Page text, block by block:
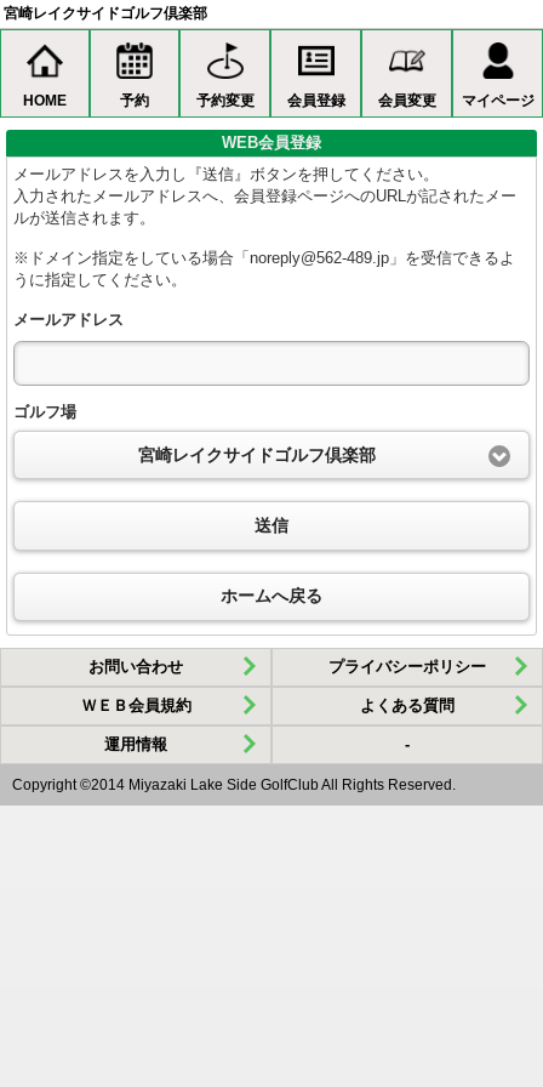
宮崎レイクサイドゴルフ倶楽部
HOME 予約 予約変更 会員登録 会員変更 マイページ
WEB会員登録
メールアドレスを入力し『送信』ボタンを押してください。
入力されたメールアドレスへ、会員登録ページへのURLが記されたメー
ルが送信されます。
※ドメイン指定をしている場合「noreply@562-489.jp」を受信できるよ
うに指定してください。
メールアドレス
ゴルフ場
宮崎レイクサイドゴルフ倶楽部
送信
ホームへ戻る
お問い合わせ プライバシーポリシー
ＷＥＢ会員規約 よくある質問
運用情報 -
Copyright ©2014 Miyazaki Lake Side GolfClub All Rights Reserved.